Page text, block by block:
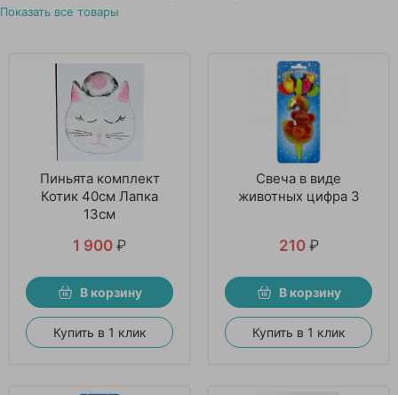
Показать все товары
Пиньята комплект
Котик 40см Лапка
13см
1 900 ₽
В корзину
Купить в 1 клик
Свеча в виде
животных цифра 3
210 ₽
В корзину
Купить в 1 клик